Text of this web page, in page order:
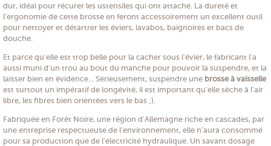
dur, idéal pour récurer les ustensiles qui ont attaché. La dureté et
l'ergonomie de cette brosse en feront accessoirement un excellent outil
pour nettoyer et détartrer les éviers, lavabos, baignoires et bacs de
douche.
Et parce qu'elle est trop belle pour la cacher sous l'évier, le fabricant l'a
aussi muni d'un trou au bout du manche pour pouvoir la suspendre, et la
laisser bien en évidence... Sérieusement, suspendre une brosse à vaisselle
est surtout un impératif de longévité, il est important qu'elle sèche à l'air
libre, les fibres bien orientées vers le bas ;).
Fabriquée en Forêt Noire, une région d'Allemagne riche en cascades, par
une entreprise respectueuse de l'environnement, elle n'aura consommé
pour sa production que de l'électricité hydraulique. Un savant dosage